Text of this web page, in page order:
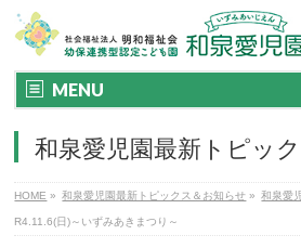
MENU
和泉愛児園最新トピッ
HOME » 和泉愛児園最新トピックス＆お知らせ » 和泉愛
R4.11.6(日)～いずみあきまつり～